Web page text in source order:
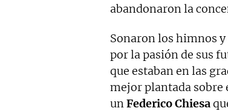
abandonaron la
Sonaron los himnos
por la pasión de sus
que estaban en las
mejor plantada sobre
unFederico Chiesa